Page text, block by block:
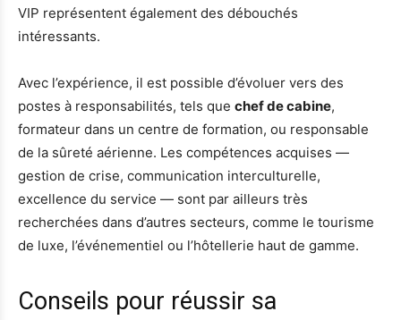
VIP représentent également des débouchés
intéressants.
Avec l’expérience, il est possible d’évoluer vers des
postes à responsabilités, tels que chef de cabine,
formateur dans un centre de formation, ou responsable
de la sûreté aérienne. Les compétences acquises —
gestion de crise, communication interculturelle,
excellence du service — sont par ailleurs très
recherchées dans d’autres secteurs, comme le tourisme
de luxe, l’événementiel ou l’hôtellerie haut de gamme.
Conseils pour réussir sa